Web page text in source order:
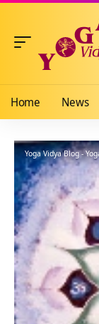
Home News
Yoga Vidya Blog -